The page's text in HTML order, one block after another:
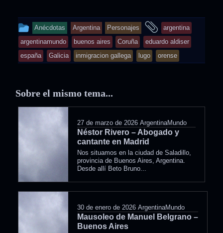
This
entry
was
posted
Anécdotas Argentina Personajes
and
tagged
argentina
argentinamundo
buenos aires Coruña
eduardo aldiser
españa
Galicia inmigracion gallega lugo orense
Sobre el mismo tema...
27 de marzo de 2026 ArgentinaMundo
Néstor Rivero – Abogado y
cantante en Madrid
Nos situamos en la ciudad de Saladillo,
provincia de Buenos Aires, Argentina.
Desde allí Beto Bruno...
30 de enero de 2026 ArgentinaMundo
Mausoleo de Manuel Belgrano –
Buenos Aires